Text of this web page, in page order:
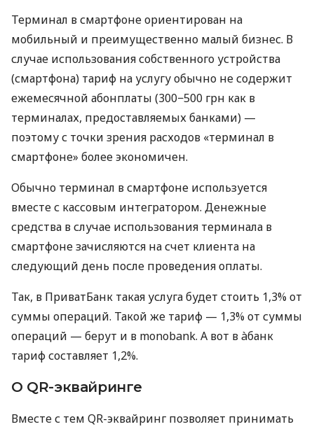
Терминал в смартфоне ориентирован на
мобильный и преимущественно малый бизнес. В
случае использования собственного устройства
(смартфона) тариф на услугу обычно не содержит
ежемесячной абонплаты (300−500 грн как в
терминалах, предоставляемых банками) —
поэтому с точки зрения расходов «терминал в
смартфоне» более экономичен.
Обычно терминал в смартфоне используется
вместе с кассовым интегратором. Денежные
средства в случае использования терминала в
смартфоне зачисляются на счет клиента на
следующий день после проведения оплаты.
Так, в ПриватБанк такая услуга будет стоить 1,3% от
суммы операций. Такой же тариф — 1,3% от суммы
операций — берут и в monobank. А вот в àбанк
тариф составляет 1,2%.
О QR-эквайринге
Вместе с тем QR-эквайринг позволяет принимать